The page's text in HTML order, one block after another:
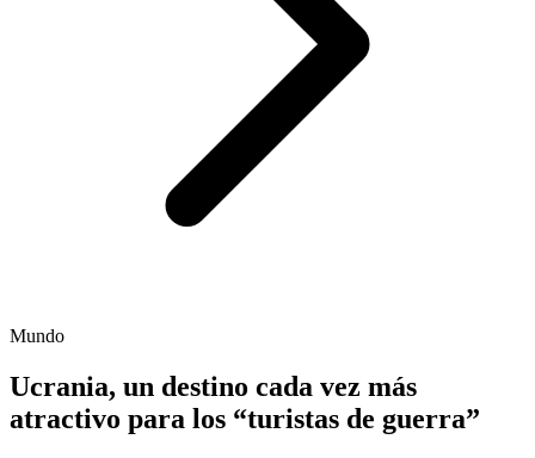
Mundo
Ucrania, un destino cada vez más
atractivo para los “turistas de guerra”